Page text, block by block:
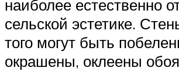
наиболее естественно
сельской эстетике.
того могут быть
окрашены, оклеены